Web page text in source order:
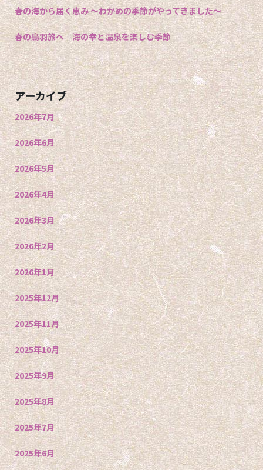
春の海から届く恵み 〜わかめの季節がやってきました〜
春の鳥羽旅へ 海の幸と温泉を楽しむ季節
アーカイブ
2026年7月
2026年6月
2026年5月
2026年4月
2026年3月
2026年2月
2026年1月
2025年12月
2025年11月
2025年10月
2025年9月
2025年8月
2025年7月
2025年6月